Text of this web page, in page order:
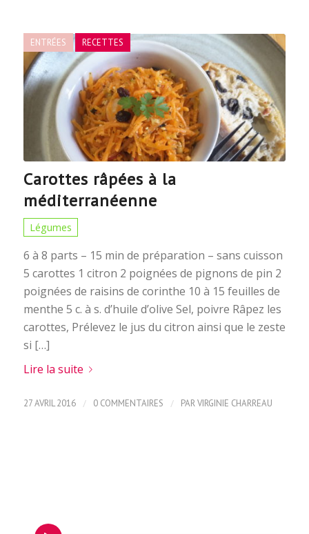
Carottes râpées à la
méditerranéenne
ENTRÉES RECETTES
Légumes
6 à 8 parts – 15 min de préparation – sans cuisson
5 carottes 1 citron 2 poignées de pignons de pin 2
poignées de raisins de corinthe 10 à 15 feuilles de
menthe 5 c. à s. d’huile d’olive Sel, poivre Râpez les
carottes, Prélevez le jus du citron ainsi que le zeste
si […]
Lire la suite
27 AVRIL 2016 / 0 COMMENTAIRES / PARVIRGINIE CHARREAU